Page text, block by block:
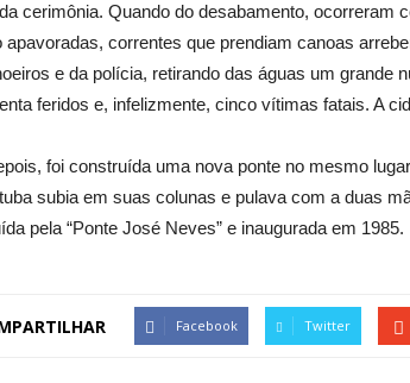
cerimônia. Quando do desabamento, ocorreram
apavoradas, correntes que prendiam canoas
e da polícia, retirando das águas um grande
feridos e, infelizmente, cinco vítimas fatais. A
foi construída uma nova ponte no mesmo
subia em suas colunas e pulava com a duas
pela “Ponte José Neves” e inaugurada em 1985.
Facebook Twitter